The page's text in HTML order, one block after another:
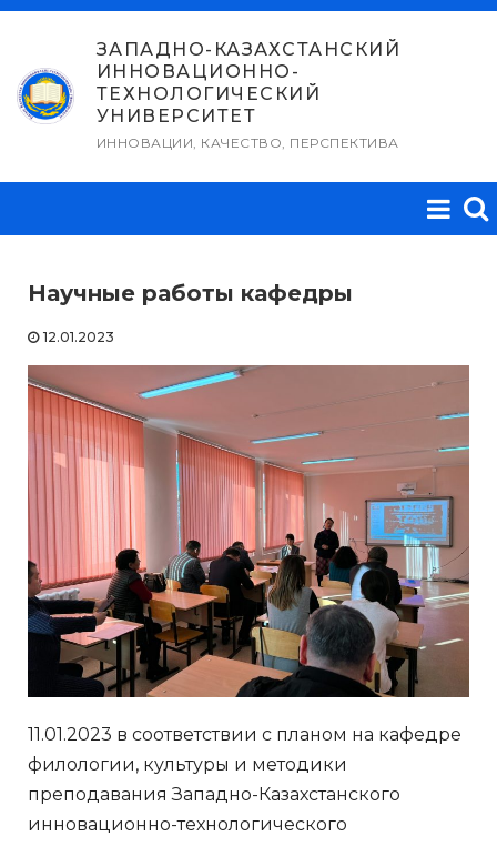
Перейти
содержимому
ЗАПАДНО-КАЗАХСТАНСКИЙ
ИННОВАЦИОННО-
ТЕХНОЛОГИЧЕСКИЙ
УНИВЕРСИТЕТ
ИННОВАЦИИ, КАЧЕСТВО, ПЕРСПЕКТИВА
Научные работы кафедры
12.01.2023
11.01.2023 в соответствии с планом на кафедре
филологии, культуры и методики
преподавания Западно-Казахстанского
инновационно-технологического